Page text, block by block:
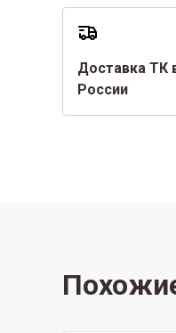
Доставка ТК
России